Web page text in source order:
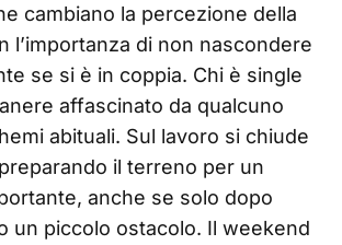
cambiano la percezione della
l’importanza di non nascondere
se si è in coppia. Chi è single
affascinato da qualcuno
abituali. Sul lavoro si chiude
il terreno per un
anche se solo dopo
un piccolo ostacolo. Il weekend